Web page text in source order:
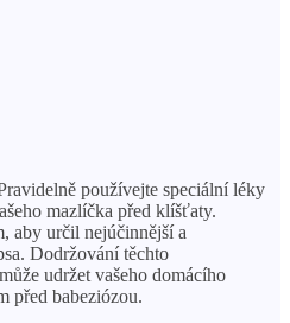
používejte speciální léky
mazlíčka před klíšťaty.
aby určil nejúčinnější a
Dodržování těchto
udržet vašeho domácího
před babeziózou.